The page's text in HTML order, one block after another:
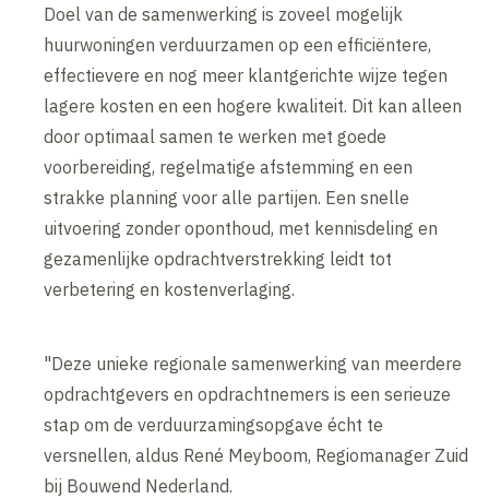
Doel van de samenwerking is zoveel mogelijk
huurwoningen verduurzamen op een efficiëntere,
effectievere en nog meer klantgerichte wijze tegen
lagere kosten en een hogere kwaliteit. Dit kan alleen
door optimaal samen te werken met goede
voorbereiding, regelmatige afstemming en een
strakke planning voor alle partijen. Een snelle
uitvoering zonder oponthoud, met kennisdeling en
gezamenlijke opdrachtverstrekking leidt tot
verbetering en kostenverlaging.
"Deze unieke regionale samenwerking van meerdere
opdrachtgevers en opdrachtnemers is een serieuze
stap om de verduurzamingsopgave écht te
versnellen, aldus René Meyboom, Regiomanager Zuid
bij Bouwend Nederland.